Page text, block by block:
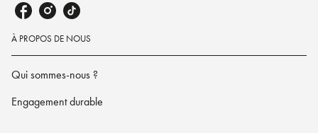
À PROPOS DE NOUS
Qui sommes-nous ?
Engagement durable